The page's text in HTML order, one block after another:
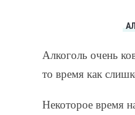
Алкоголь очень
то время как
Некоторое время